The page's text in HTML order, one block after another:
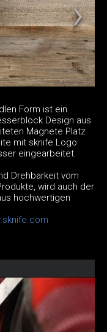
Form ist ein
Design aus
Magnete Platz
mit sknife Logo
eingearbeitet.
Drehbarkeit vom
wird auch der
hochwertigen